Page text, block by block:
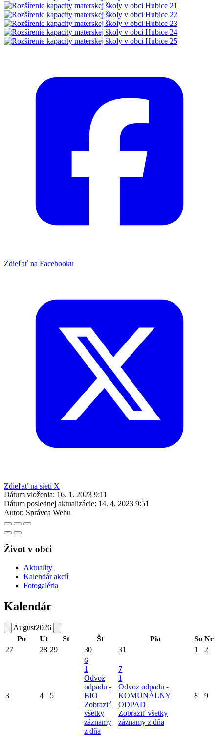
Zdieľať na Facebooku
Zdieľať na sieti X
Dátum vloženia: 16. 1. 2023 9:11
Dátum poslednej aktualizácie: 14. 4. 2023 9:51
Autor: Správca Webu
Život v obci
Aktuality
Kalendár akcií
Fotogaléria
Kalendár
August2026
Po
Ut St Št Pia So Ne
27
28 29 30 31 1 2
3 4 5
6
1
Odvoz
odpadu -
BIO
Zobraziť
všetky
záznamy
z dňa
7
1
Odvoz odpadu -
KOMUNÁLNY
ODPAD
Zobraziť všetky
záznamy z dňa
8 9